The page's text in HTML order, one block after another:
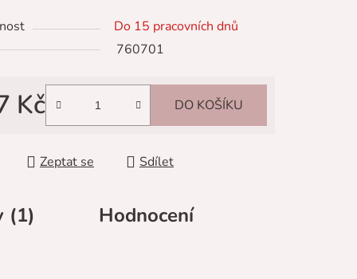
Do 15 pracovních dnů
760701
Kč DO KOŠÍKU
Zeptat se Sdílet
(1)
Hodnocení